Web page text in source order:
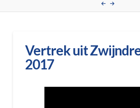
Vertrek uit
2017